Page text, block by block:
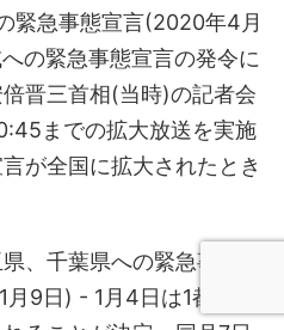
緊急事態宣言(2020年4月
の緊急事態宣言の発令に
晋三首相(当時)の記者会
までの拡大放送を実施
が全国に拡大されたとき
、千葉県への緊急事態宣
9日) - 1月4日は1都3県